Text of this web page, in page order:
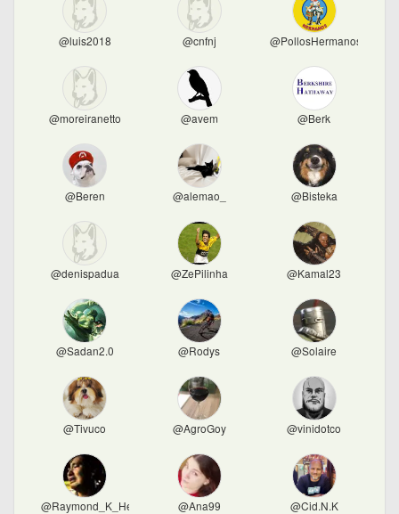
@luis2018 @cnfnj @PollosHermanos
@moreiranetto @avem @Berk
@Beren @alemao_ @Bisteka
@denispadua @ZePilinha @Kamal23
@Sadan2.0 @Rodys @Solaire
@Tivuco @AgroGoy @vinidotco
@Raymond_K_Hessel @Ana99 @Cid.N.K